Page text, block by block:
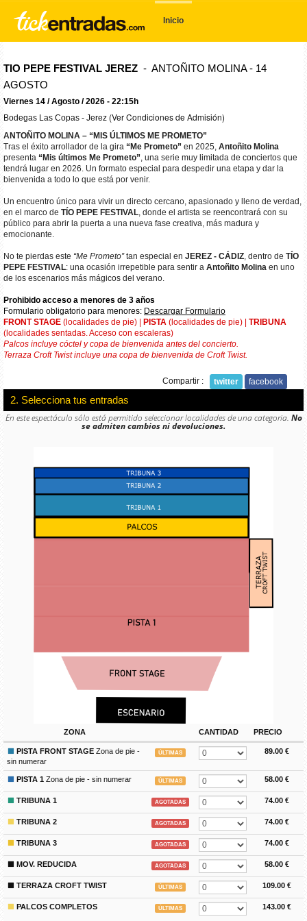
Inicio
TIO PEPE FESTIVAL JEREZ - ANTOÑITO MOLINA - 14
AGOSTO
Viernes 14 / Agosto / 2026 - 22:15h
Bodegas Las Copas - Jerez (Ver Condiciones de Admisión)
ANTOÑITO MOLINA – “MIS ÚLTIMOS ME PROMETO”
Tras el éxito arrollador de la gira “Me Prometo” en 2025, Antoñito Molina
presenta “Mis últimos Me Prometo” , una serie muy limitada de conciertos que
tendrá lugar en 2026. Un formato especial para despedir una etapa y dar la
bienvenida a todo lo que está por venir.
Un encuentro único para vivir un directo cercano, apasionado y lleno de verdad,
en el marco de TÍO PEPE FESTIVAL , donde el artista se reencontrará con su
público para abrir la puerta a una nueva fase creativa, más madura y
emocionante.
No te pierdas este “Me Prometo”tan especial en JEREZ - CÁDIZ , dentro de TÍO
PEPE FESTIVAL: una ocasión irrepetible para sentir a Antoñito Molina en uno
de los escenarios más mágicos del verano.
Prohibido acceso a menores de 3 años
Formulario obligatorio para menores: Descargar Formulario
FRONT STAGE (localidades de pie) | PISTA (localidades de pie) | TRIBUNA
(localidades sentadas. Acceso con escaleras)
Palcos incluye cóctel y copa de bienvenida antes del concierto.
Terraza Croft Twist incluye una copa de bienvenida de Croft Twist.
Compartir : twitter facebook
2. Selecciona tus entradas
En este espectáculo sólo está permitido seleccionar localidades de una categoria. No
se admiten cambios ni devoluciones.
ZONA CANTIDAD PRECIO
PISTA FRONT STAGE Zona de pie -
sin numerar
ÚLTIMAS 89.00 €
PISTA 1 Zona de pie - sin numerar ÚLTIMAS 58.00 €
TRIBUNA 1 AGOTADAS 74.00 €
TRIBUNA 2 AGOTADAS 74.00 €
TRIBUNA 3 AGOTADAS 74.00 €
MOV. REDUCIDA AGOTADAS 58.00 €
TERRAZA CROFT TWIST ÚLTIMAS 109.00 €
PALCOS COMPLETOS ÚLTIMAS 143.00 €